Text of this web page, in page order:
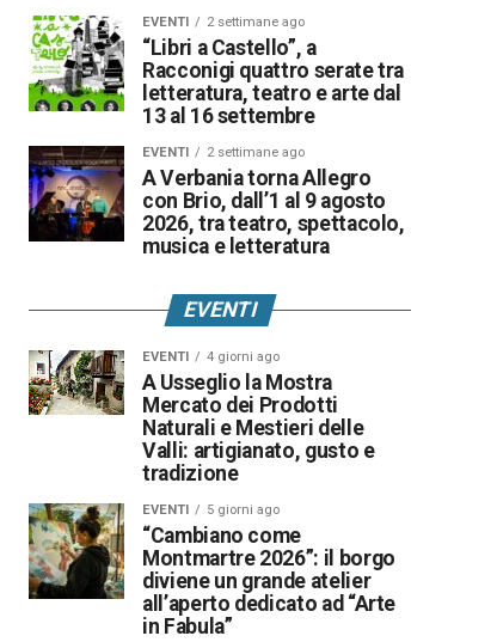
EVENTI 2 settimane ago
“Libri a Castello”, a
Racconigi quattro serate tra
letteratura, teatro e arte dal
13 al 16 settembre
EVENTI 2 settimane ago
A Verbania torna Allegro
con Brio, dall’1 al 9 agosto
2026, tra teatro, spettacolo,
musica e letteratura
EVENTI
EVENTI 4 giorni ago
A Usseglio la Mostra
Mercato dei Prodotti
Naturali e Mestieri delle
Valli: artigianato, gusto e
tradizione
EVENTI 5 giorni ago
“Cambiano come
Montmartre 2026”: il borgo
diviene un grande atelier
all’aperto dedicato ad “Arte
in Fabula”